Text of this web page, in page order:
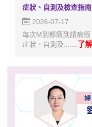
症狀、自測及檢查指
2026-07-17
每次M到都痛到請病
症狀、自測及....... 了